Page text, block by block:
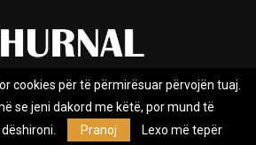
Impresumi Marketing
Privacy Policy
cookies për të përmirësuar përvojën tuaj.
se jeni dakord me këtë, por mund të
Pranoj Lexo më tepër